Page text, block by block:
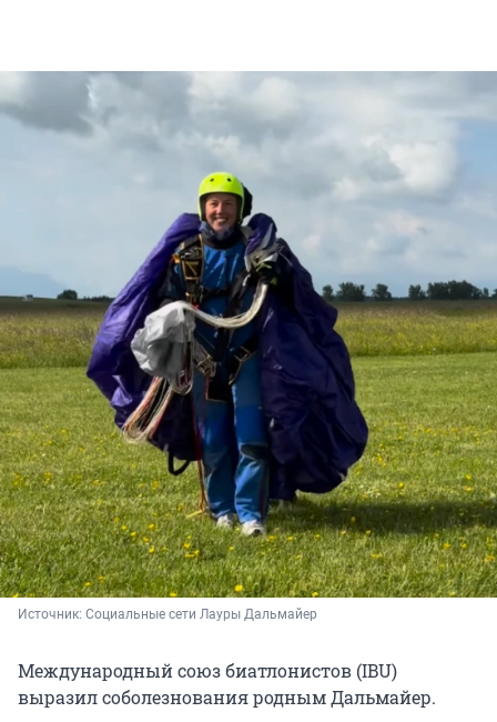
Источник: Социальные сети Лауры Дальмайер
Международный союз биатлонистов (IBU)
выразил соболезнования родным Дальмайер.